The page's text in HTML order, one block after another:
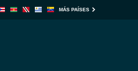
MÁS PAÍSES